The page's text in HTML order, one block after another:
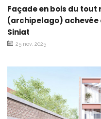
Façade en bois du tout
(archipelago)
Siniat
25 nov. 2025